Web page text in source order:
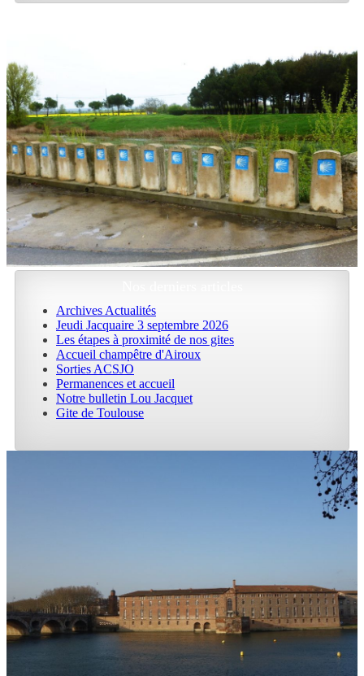
Archives Actualités
Jeudi Jacquaire 3 septembre 2026
Les étapes à proximité de nos gites
Accueil champêtre d'Airoux
Sorties ACSJO
Permanences et accueil
Notre bulletin Lou Jacquet
Gite de Toulouse